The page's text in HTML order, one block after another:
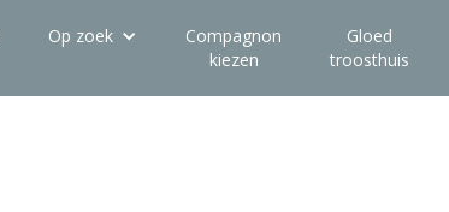
Op zoek
Compagnon
kiezen
Gloed
troosthuis